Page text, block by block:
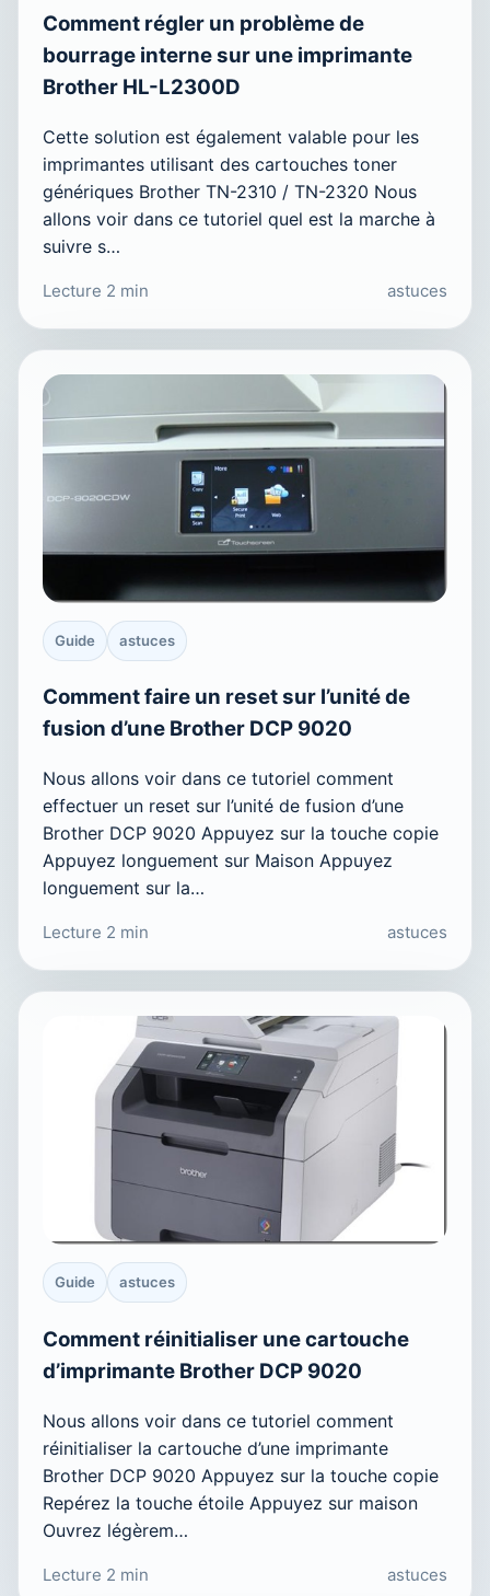
Comment régler un problème de
bourrage interne sur une imprimante
Brother HL-L2300D
Cette solution est également valable pour les
imprimantes utilisant des cartouches toner
génériques Brother TN-2310 / TN-2320 Nous
allons voir dans ce tutoriel quel est la marche à
suivre s…
Lecture 2 min astuces
Guide astuces
Comment faire un reset sur l’unité de
fusion d’une Brother DCP 9020
Nous allons voir dans ce tutoriel comment
effectuer un reset sur l’unité de fusion d’une
Brother DCP 9020 Appuyez sur la touche copie
Appuyez longuement sur Maison Appuyez
longuement sur la…
Lecture 2 min astuces
Guide astuces
Comment réinitialiser une cartouche
d’imprimante Brother DCP 9020
Nous allons voir dans ce tutoriel comment
réinitialiser la cartouche d’une imprimante
Brother DCP 9020 Appuyez sur la touche copie
Repérez la touche étoile Appuyez sur maison
Ouvrez légèrem…
Lecture 2 min astuces